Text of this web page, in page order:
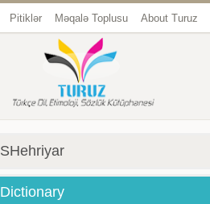
Pitiklər Məqalə Toplusu About Turuz
SHehriyar
Dictionary